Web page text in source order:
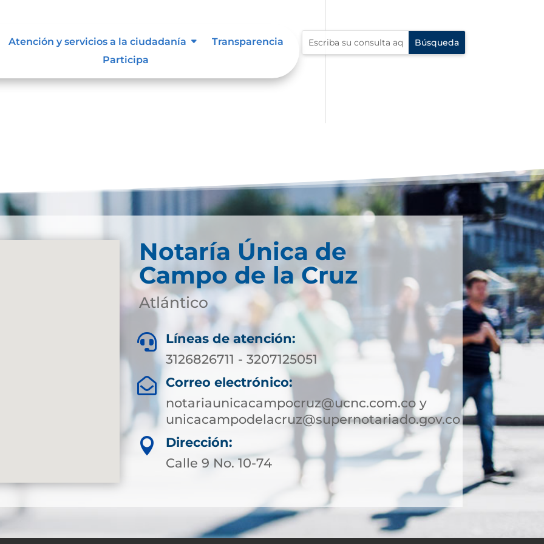
Atención y servicios a la ciudadanía
Transparencia
Participa
que puede afectar al
Notaría Única de
Campo de la Cruz
Atlántico

Líneas de atención:
3126826711 - 3207125051

Correo electrónico:
notariaunicacampocruz@ucnc.com.co y
unicacampodelacruz@supernotariado.gov.co

Dirección:
Calle 9 No. 10-74